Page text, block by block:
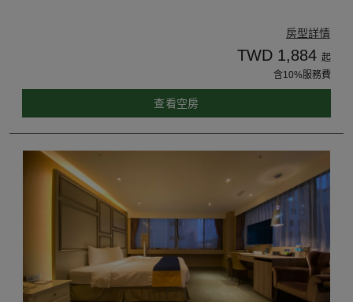
房型詳情
TWD 1,884 起
含10%服務費
查看空房